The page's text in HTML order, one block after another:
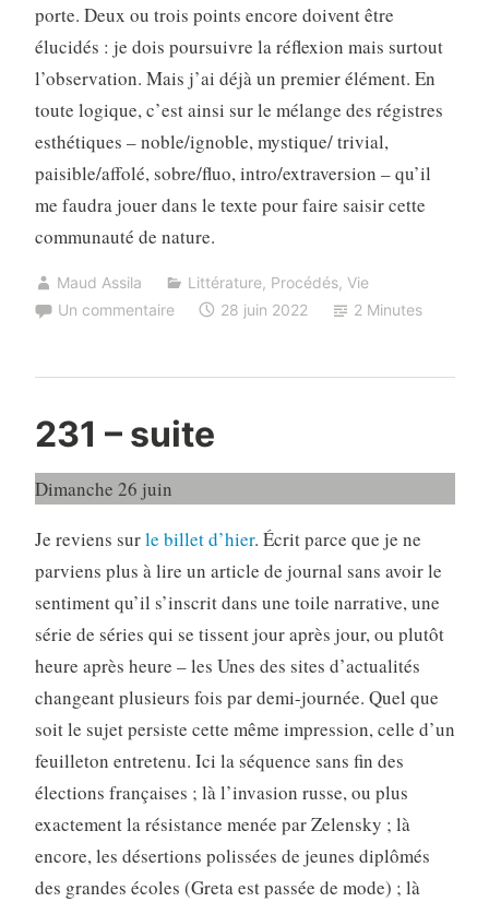
porte. Deux ou trois points encore doivent être
élucidés : je dois poursuivre la réflexion mais surtout
l’observation. Mais j’ai déjà un premier élément. En
toute logique, c’est ainsi sur le mélange des régistres
esthétiques – noble/ignoble, mystique/ trivial,
paisible/affolé, sobre/fluo, intro/extraversion – qu’il
me faudra jouer dans le texte pour faire saisir cette
communauté de nature.
Maud Assila Littérature, Procédés, Vie
Un commentaire
28 juin 2022 2 Minutes
231 – suite
Dimanche 26 juin
Je reviens surle billet d’hier. Écrit parce que je ne
parviens plus à lire un article de journal sans avoir le
sentiment qu’il s’inscrit dans une toile narrative, une
série de séries qui se tissent jour après jour, ou plutôt
heure après heure – les Unes des sites d’actualités
changeant plusieurs fois par demi-journée. Quel que
soit le sujet persiste cette même impression, celle d’un
feuilleton entretenu. Ici la séquence sans fin des
élections françaises ; là l’invasion russe, ou plus
exactement la résistance menée par Zelensky ; là
encore, les désertions polissées de jeunes diplômés
des grandes écoles (Greta est passée de mode) ; là